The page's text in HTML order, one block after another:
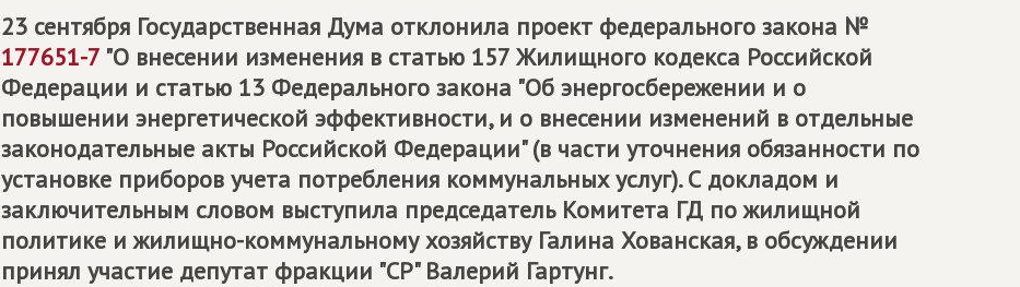
23 сентября Государственная Дума отклонила проект федерального закона №
177651-7 "О внесении изменения в статью 157 Жилищного кодекса Российской
Федерации и статью 13 Федерального закона "Об энергосбережении и о
повышении энергетической эффективности, и о внесении изменений в отдельные
законодательные акты Российской Федерации" (в части уточнения обязанности по
установке приборов учета потребления коммунальных услуг). С докладом и
заключительным словом выступила председатель Комитета ГД по жилищной
политике и жилищно-коммунальному хозяйству Галина Хованская, в обсуждении
принял участие депутат фракции "СР" Валерий Гартунг.